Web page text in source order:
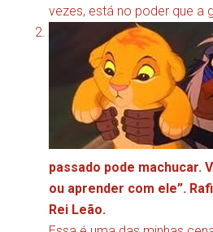
vezes, está no poder que a
passado pode machucar.
ou aprender com ele”.
Rei Leão.